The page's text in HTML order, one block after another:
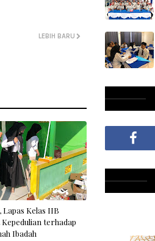
LEBIH BARU
Lapas Kelas IIB
terhadap
Ibadah